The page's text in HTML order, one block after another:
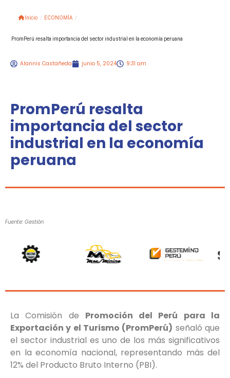
Inicio / ECONOMÍA /
PromPerú resalta importancia del sector industrial en la economía peruana
Alannis Castañeda junio 5, 2024 9:31 am
PromPerú resalta
importancia del sector
industrial en la economía
peruana
Fuente: Gestión
La Comisión de Promoción del Perú para la
Exportación y el Turismo (PromPerú) señaló que
el sector industrial es uno de los más significativos
en la economía nacional, representando más del
12% del Producto Bruto Interno (PBI).